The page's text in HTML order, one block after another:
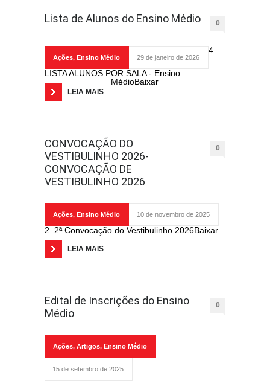
Lista de Alunos do Ensino Médio 0
Ações, Ensino Médio 29 de janeiro de 2026
4.
LISTA ALUNOS POR SALA - Ensino
MédioBaixar
LEIA MAIS
CONVOCAÇÃO DO
VESTIBULINHO 2026-
CONVOCAÇÃO DE
VESTIBULINHO 2026
0
Ações, Ensino Médio 10 de novembro de 2025
2. 2ª Convocação do Vestibulinho 2026Baixar
LEIA MAIS
Edital de Inscrições do Ensino
Médio
0
Ações, Artigos, Ensino Médio
15 de setembro de 2025